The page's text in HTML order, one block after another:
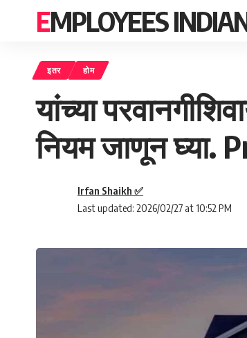
EMPLOYEES
इतर होम
यांच्या
नियम जाणून घ्या.
Last updated: 2026/02/27 at 10:52 PM
Irfan Shaikh ✅